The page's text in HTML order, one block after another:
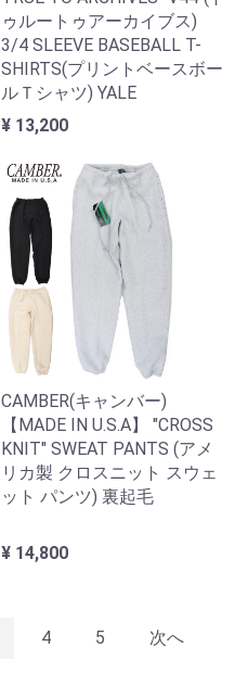
ゥルートゥアーカイブス)
3/4 SLEEVE BASEBALL T-
SHIRTS(プリントベースボー
ルＴシャツ) YALE
¥ 13,200
CAMBER(キャンバー)
【MADE IN U.S.A】 "CROSS
KNIT" SWEAT PANTS (アメ
リカ製 クロスニット スウェ
ット パンツ) 裏起毛
¥ 14,800
4 5 次へ